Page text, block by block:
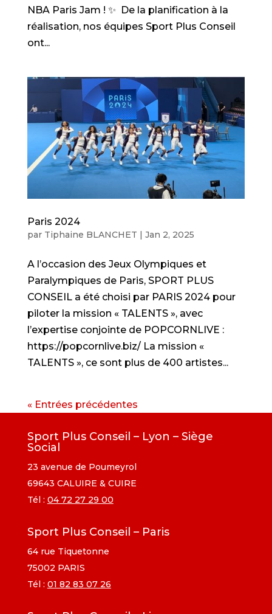
NBA Paris Jam ! ✨ De la planification à la
réalisation, nos équipes Sport Plus Conseil
ont...
Paris 2024
par Tiphaine BLANCHET | Jan 2, 2025
A l’occasion des Jeux Olympiques et
Paralympiques de Paris, SPORT PLUS
CONSEIL a été choisi par PARIS 2024 pour
piloter la mission « TALENTS », avec
l’expertise conjointe de POPCORNLIVE :
https://popcornlive.biz/ La mission «
TALENTS », ce sont plus de 400 artistes...
« Entrées précédentes
Sport Plus Conseil – Lyon – Siège
Social
23 avenue de Poumeyrol
69643 CALUIRE & CUIRE
Tél : 04 72 27 29 00
Sport Plus Conseil – Paris
64 rue Tiquetonne
75002 PARIS
Tél : 01 82 83 07 26